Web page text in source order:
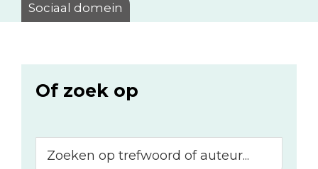
Sociaal domein
Of zoek op
op